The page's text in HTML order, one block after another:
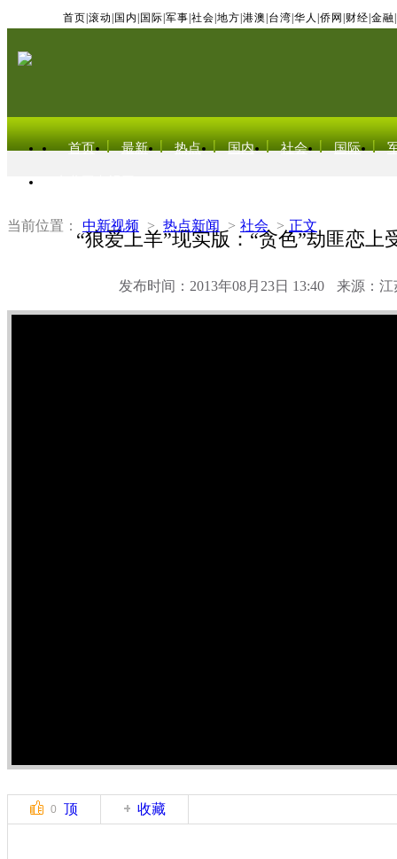
首页 滚动 国内 国际 军事 社会 地方 港澳 台湾 华人 侨网 财经 金融
首页 最新 热点 国内 社会 国际
当前位置： 中新视频 > 热点新闻 > 社会 > 正文
“狼爱上羊”现实版：“贪色”劫匪恋上
发布时间：2013年08月23日 13:40 来源：江
0 顶 收藏